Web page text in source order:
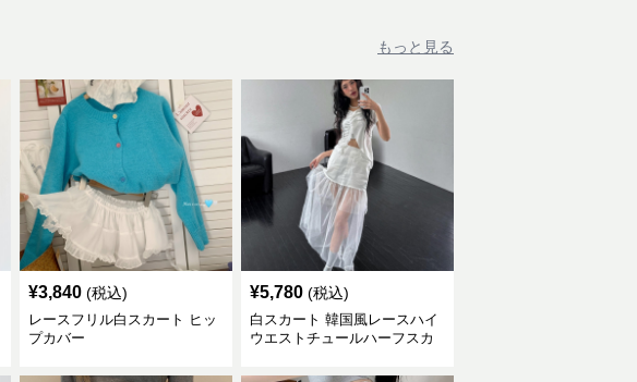
もっと見る
¥3,840 (税込)
レースフリル白スカート ヒッ
プカバー
¥5,780 (税込)
白スカート 韓国風レースハイ
ウエストチュールハーフスカ